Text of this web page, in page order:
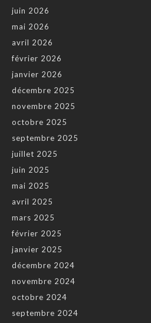
juin 2026
mai 2026
avril 2026
février 2026
janvier 2026
décembre 2025
novembre 2025
octobre 2025
septembre 2025
juillet 2025
juin 2025
mai 2025
avril 2025
mars 2025
février 2025
janvier 2025
décembre 2024
novembre 2024
octobre 2024
septembre 2024